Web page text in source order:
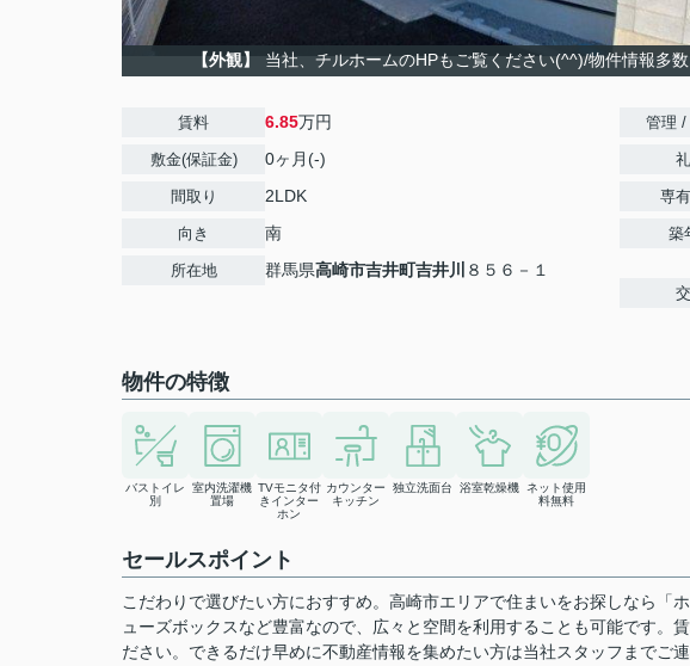
【外観】 当社、チルホームのHPもご覧ください(^^)/物件情報多数
賃料 6.85万円
敷金(保証金) 0ヶ月(-)
間取り 2LDK
向き 南
所在地 群馬県高崎市吉井町吉井川 ８５６－１
管理 /
専
築
物件の特徴
バストイレ
別
室内洗濯機
置場
TVモニタ付
きインター
ホン
カウンター
キッチン
独立洗面台 浴室乾燥機 ネット使用
料無料
セールスポイント
こだわりで選びたい方におすすめ。高崎市エリアで住まいをお探しなら
ューズボックスなど豊富なので、広々と空間を利用することも可能です。
ださい。できるだけ早めに不動産情報を集めたい方は当社スタッフまでご